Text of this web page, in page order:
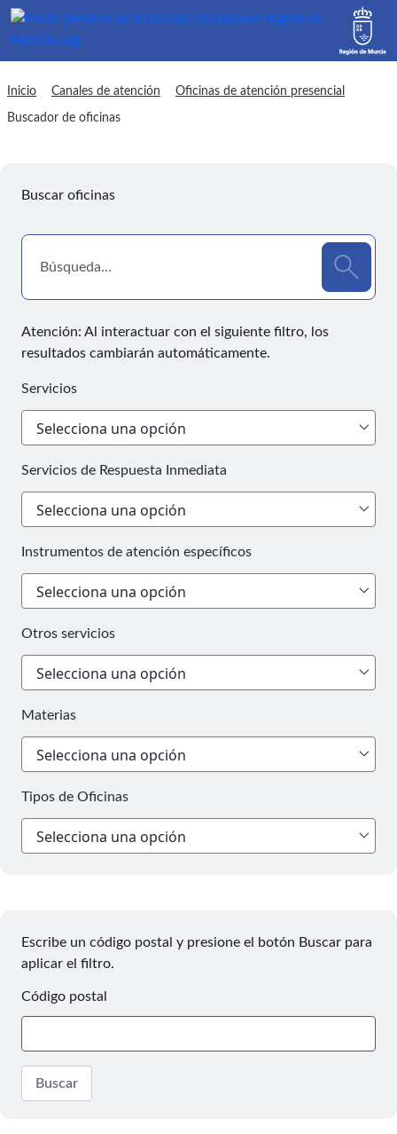
sac Buscador de oficinas
Inicio Canales de atención Oficinas de atención presencial
Buscador de oficinas
Buscar oficinas
Atención: Al interactuar con el siguiente filtro, los
resultados cambiarán automáticamente.
Servicios
Servicios de Respuesta Inmediata
Instrumentos de atención específicos
Otros servicios
Materias
Tipos de Oficinas
Escribe un código postal y presione el botón Buscar para
aplicar el filtro.
Código postal
Buscar